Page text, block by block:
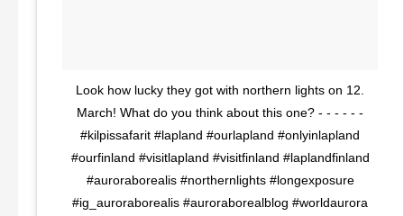
Look how lucky they got with northern lights on 12.
March! What do you think about this one? - - - - - -
#kilpissafarit #lapland #ourlapland #onlyinlapland
#ourfinland #visitlapland #visitfinland #laplandfinland
#auroraborealis #northernlights #longexposure
#ig_auroraborealis #auroraborealblog #worldaurora